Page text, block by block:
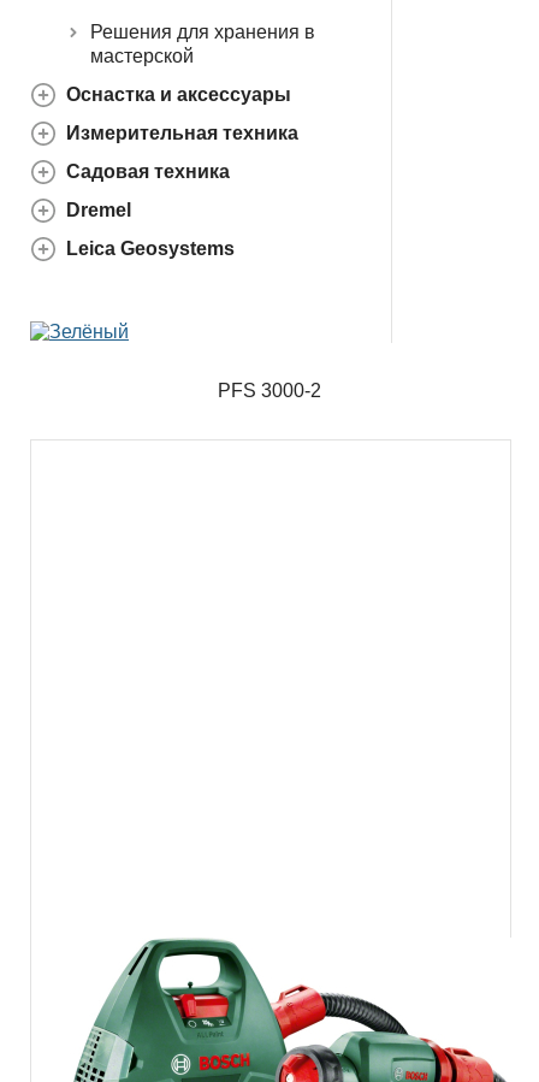
Решения для хранения в
мастерской
Оснастка и аксессуары
Измерительная техника
Садовая техника
Dremel
Leica Geosystems
PFS 3000-2